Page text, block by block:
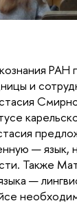
и
—
Также
—